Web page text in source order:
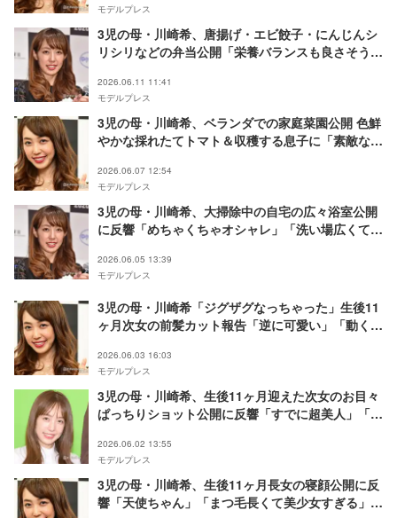
モデルプレス
3児の母・川崎希、唐揚げ・エビ餃子・にんじんシ
リシリなどの弁当公開「栄養バランスも良さそう」
2026.06.11 11:41
モデルプレス
3児の母・川崎希、ベランダでの家庭菜園公開 色鮮
やかな採れたてトマト＆収穫する息子に「素敵なベ
2026.06.07 12:54
モデルプレス
3児の母・川崎希、大掃除中の自宅の広々浴室公開
に反響「めちゃくちゃオシャレ」「洗い場広くて天
2026.06.05 13:39
モデルプレス
3児の母・川崎希「ジグザグなっちゃった」生後11
ヶ月次女の前髪カット報告「逆に可愛い」「動くか
2026.06.03 16:03
モデルプレス
3児の母・川崎希、生後11ヶ月迎えた次女のお目々
ぱっちりショット公開に反響「すでに超美人」「パ
2026.06.02 13:55
モデルプレス
3児の母・川崎希、生後11ヶ月長女の寝顔公開に反
響「天使ちゃん」「まつ毛長くて美少女すぎる」の